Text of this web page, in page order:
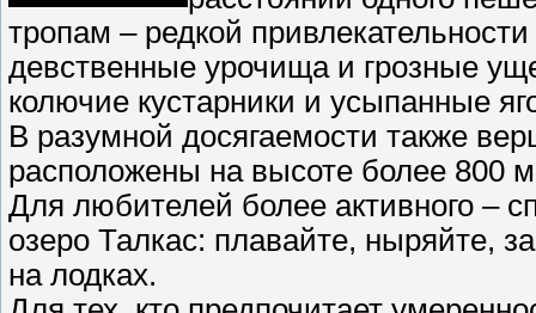
тропам – редкой
девственные урочища и грозные
колючие кустарники и усыпанные
В разумной досягаемости также
расположены на высоте более 800
Для любителей более активного –
озеро Талкас: плавайте, ныряйте,
на лодках.